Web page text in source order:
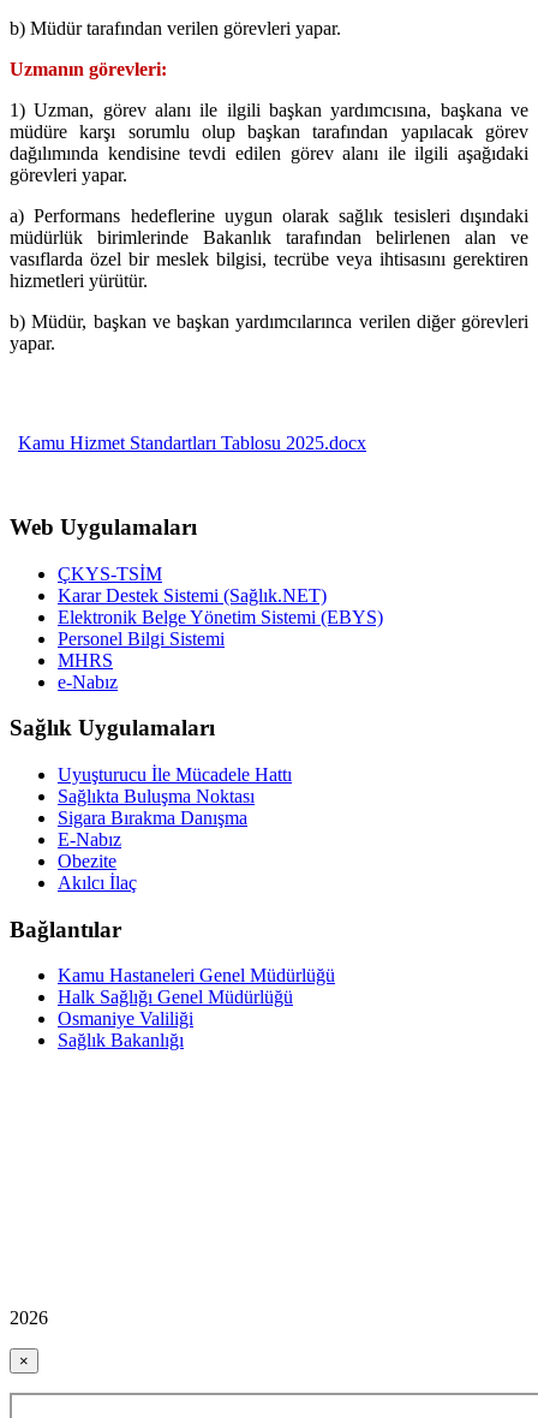
b) Müdür tarafından verilen görevleri yapar.
Uzmanın görevleri:
1) Uzman, görev alanı ile ilgili başkan yardımcısına, başkana ve
müdüre karşı sorumlu olup başkan tarafından yapılacak görev
dağılımında kendisine tevdi edilen görev alanı ile ilgili aşağıdaki
görevleri yapar.
a) Performans hedeflerine uygun olarak sağlık tesisleri dışındaki
müdürlük birimlerinde Bakanlık tarafından belirlenen alan ve
vasıflarda özel bir meslek bilgisi, tecrübe veya ihtisasını gerektiren
hizmetleri yürütür.
b) Müdür, başkan ve başkan yardımcılarınca verilen diğer görevleri
yapar.
Kamu Hizmet Standartları Tablosu 2025.docx
Web Uygulamaları
ÇKYS-TSİM
Karar Destek Sistemi (Sağlık.NET)
Elektronik Belge Yönetim Sistemi (EBYS)
Personel Bilgi Sistemi
MHRS
e-Nabız
Sağlık Uygulamaları
Uyuşturucu İle Mücadele Hattı
Sağlıkta Buluşma Noktası
Sigara Bırakma Danışma
E-Nabız
Obezite
Akılcı İlaç
Bağlantılar
Kamu Hastaneleri Genel Müdürlüğü
Halk Sağlığı Genel Müdürlüğü
Osmaniye Valiliği
Sağlık Bakanlığı
2026
×